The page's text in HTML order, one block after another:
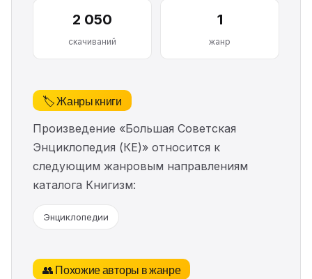
2 050
скачиваний
1
жанр
🏷️ Жанры книги
Произведение «Большая Советская
Энциклопедия (КЕ)» относится к
следующим жанровым направлениям
каталога Книгизм:
Энциклопедии
👥 Похожие авторы в жанре